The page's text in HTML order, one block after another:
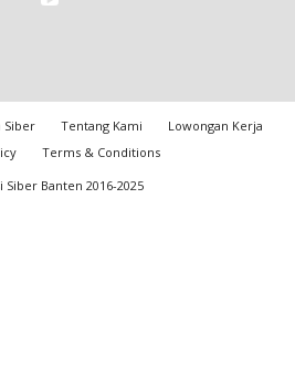
Siber Tentang Kami
Lowongan Kerja
Terms & Conditions
Siber Banten 2016-2025